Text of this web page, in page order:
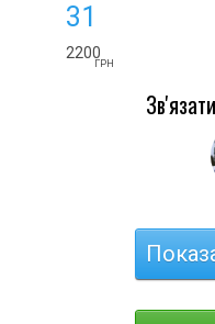
31
2200
ГРН